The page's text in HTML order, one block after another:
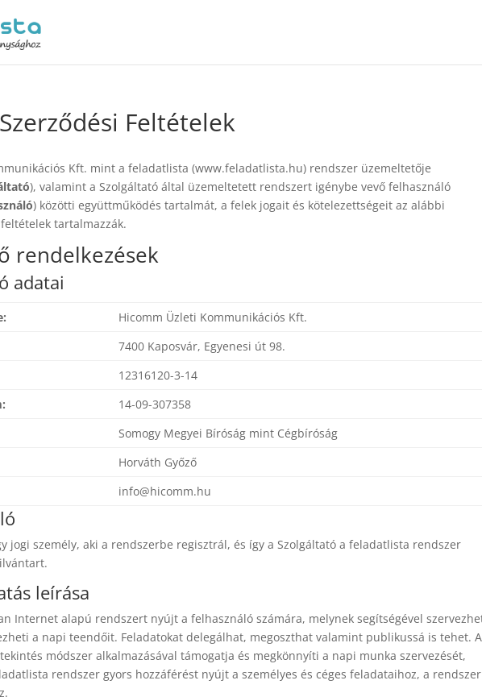
Feltételek
Kft. mint a feladatlista (www.feladatlista.hu) rendszer üzemeltetője
), valamint a Szolgáltató által üzemeltetett rendszert igénybe vevő felhasználó
) közötti együttműködés tartalmát, a felek jogait és kötelezettségeit az alábbi
tartalmazzák.
rendelkezések
adatai
Hicomm Üzleti Kommunikációs Kft.
7400 Kaposvár, Egyenesi út 98.
12316120-3-14
14-09-307358
Somogy Megyei Bíróság mint Cégbíróság
Horváth Győző
info@hicomm.hu
jogi személy, aki a rendszerbe regisztrál, és így a Szolgáltató a feladatlista rendszer
leírása
Internet alapú rendszert nyújt a felhasználó számára, melynek segítségével
a napi teendőit. Feladatokat delegálhat, megoszthat valamint publikussá is tehet. A
módszer alkalmazásával támogatja és megkönnyíti a napi munka szervezését,
rendszer gyors hozzáférést nyújt a személyes és céges feladataihoz, a